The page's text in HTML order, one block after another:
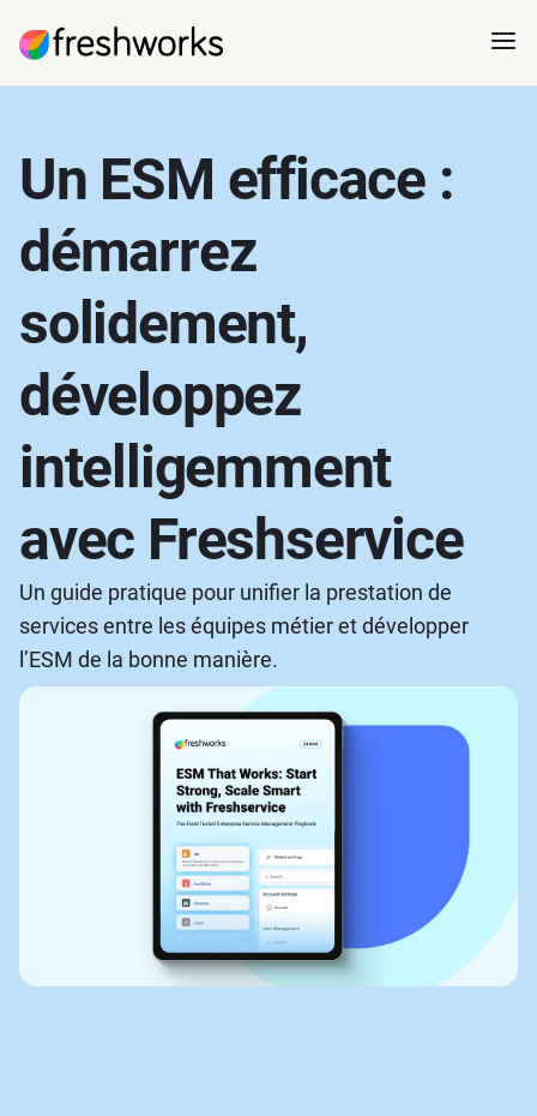
Un ESM efficace :
démarrez
solidement,
développez
intelligemment
avec Freshservice
Un guide pratique pour unifier la prestation de
services entre les équipes métier et développer
l’ESM de la bonne manière.